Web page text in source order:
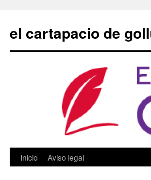
contenido
el cartapacio de
Inicio Aviso legal